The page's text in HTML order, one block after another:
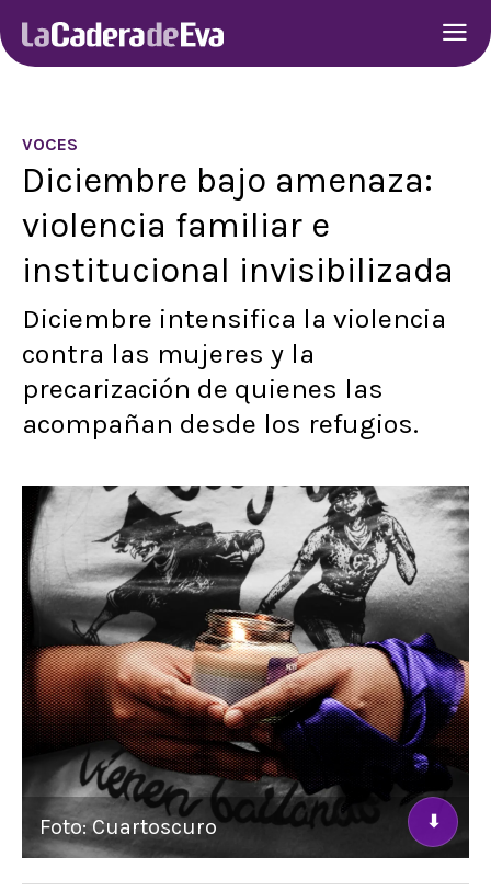
VOCES
Diciembre bajo amenaza:
violencia familiar e
institucional invisibilizada
Diciembre intensifica la violencia
contra las mujeres y la
precarización de quienes las
acompañan desde los refugios.
Foto: Cuartoscuro ⬇